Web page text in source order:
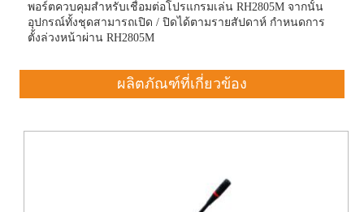
พอร์ตควบคุมสำหรับเชื่อมต่อโปรแกรมเล่น RH2805M จากนั้น
อุปกรณ์ทั้งชุดสามารถเปิด / ปิดได้ตามรายสัปดาห์ กำหนดการ
ตั้งล่วงหน้าผ่าน RH2805M
ผลิตภัณฑ์ที่เกี่ยวข้อง